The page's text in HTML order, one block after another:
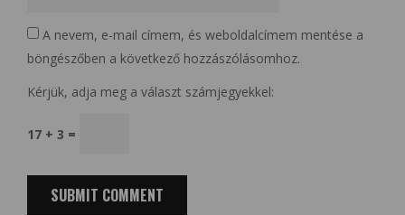
A nevem, e-mail címem, és weboldalcímem mentése a
böngészőben a következő hozzászólásomhoz.
Kérjük, adja meg a választ számjegyekkel:
17 + 3 =